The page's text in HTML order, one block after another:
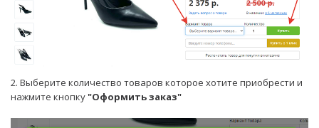
2. Выберите количество товаров которое хотите приобрести и
нажмите кнопку "Оформить заказ"